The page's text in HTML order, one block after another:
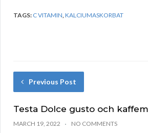
TAGS: C VITAMIN KALCIUMASKORBAT
Previous Post
Testa Dolce gusto och
MARCH 19, 2022 NO COMMENTS